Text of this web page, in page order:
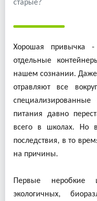
старые?
Хорошая привычка
отдельные
нашем сознании. Даже
отравляют все
питания давно
всего в школах. Но
последствия, в то
на причины.
Первые неробкие
экологичных,